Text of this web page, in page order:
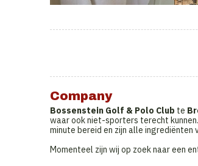
Company
Bossenstein Golf & Polo Club te
waar ook niet-sporters terecht
minute bereid en zijn alle ingrediënten
Momenteel zijn wij op zoek naar een